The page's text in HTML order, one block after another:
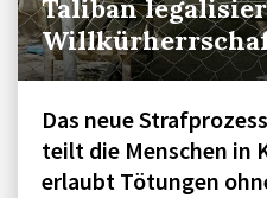
Taliban
Das neue
teilt die Menschen in
erlaubt Tötungen